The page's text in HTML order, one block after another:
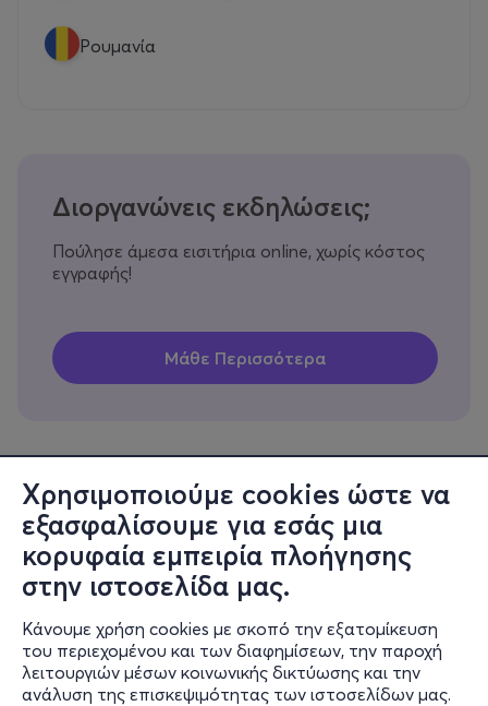
Χρησιμοποιούμε cookies ώστε να
εξασφαλίσουμε για εσάς μια
κορυφαία εμπειρία πλοήγησης
στην ιστοσελίδα μας.
Κάνουμε χρήση cookies με σκοπό την εξατομίκευση
του περιεχομένου και των διαφημίσεων, την παροχή
λειτουργιών μέσων κοινωνικής δικτύωσης και την
ανάλυση της επισκεψιμότητας των ιστοσελίδων μας.
Ρουμανία
Διοργανώνεις εκδηλώσεις;
Πούλησε άμεσα εισιτήρια online, χωρίς κόστος
εγγραφής!
Πληροφορίες
Υποστήριξη
Stay Connected